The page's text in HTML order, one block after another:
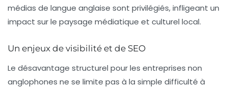
médias de langue anglaise sont privilégiés, infligeant un
impact sur le paysage médiatique et culturel local.
Un enjeux de visibilité et de SEO
Le désavantage structurel pour les entreprises non
anglophones ne se limite pas à la simple difficulté à